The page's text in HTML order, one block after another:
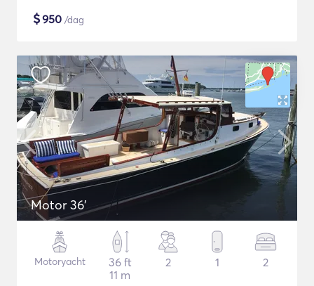
$950 /dag
Motor 36'
Motoryacht
36 ft
11 m
2 1 2